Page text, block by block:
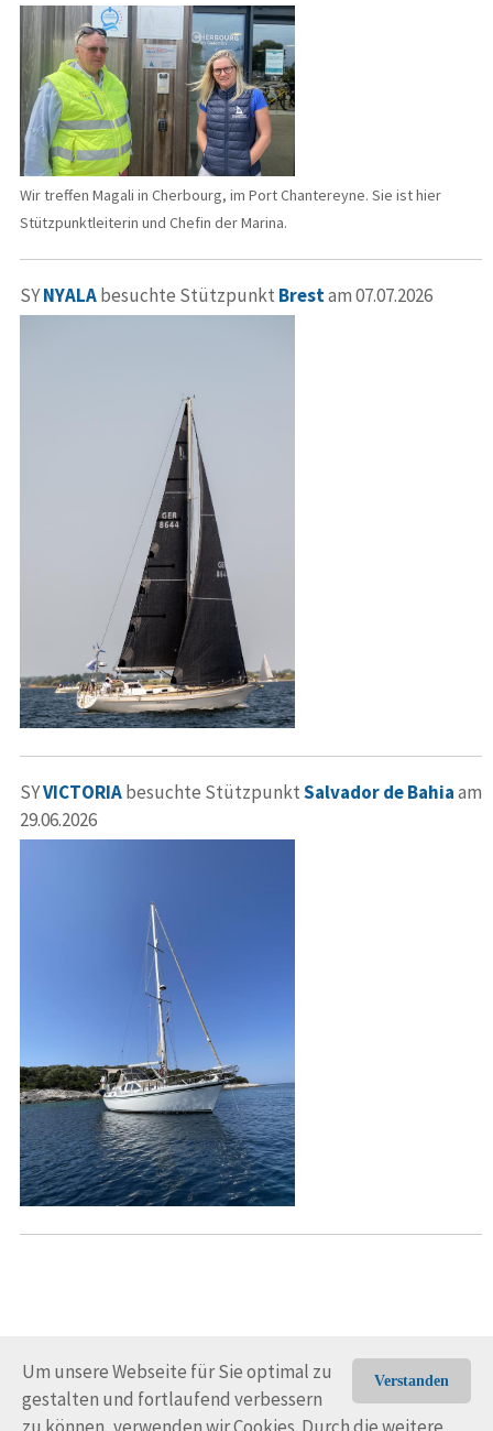
Verstanden
Um unsere Webseite für Sie optimal zu
gestalten und fortlaufend verbessern
Wir treffen Magali in Cherbourg, im Port Chantereyne. Sie ist hier
Stützpunktleiterin und Chefin der Marina.
SYNYALAbesuchte Stützpunkt Brestam 07.07.2026
SYVICTORIAbesuchte StützpunktSalvador de Bahiaam
29.06.2026
© Trans-Ocean e.V. 2010-2026 Impressum